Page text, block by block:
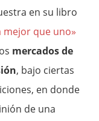
en su libro
mejor que uno»
mercados de
, bajo ciertas
en donde
de una